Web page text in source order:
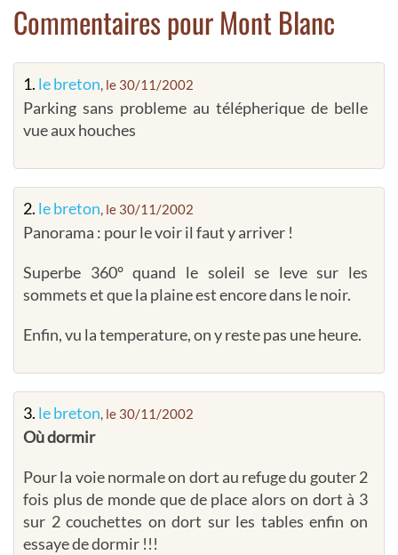
Commentaires pour Mont Blanc
1. le breton, le 30/11/2002
Parking sans probleme au télépherique de belle
vue aux houches
2. le breton, le 30/11/2002
Panorama : pour le voir il faut y arriver !
Superbe 360° quand le soleil se leve sur les
sommets et que la plaine est encore dans le noir.
Enfin, vu la temperature, on y reste pas une heure.
3. le breton, le 30/11/2002
Où dormir
Pour la voie normale on dort au refuge du gouter 2
fois plus de monde que de place alors on dort à 3
sur 2 couchettes on dort sur les tables enfin on
essaye de dormir !!!